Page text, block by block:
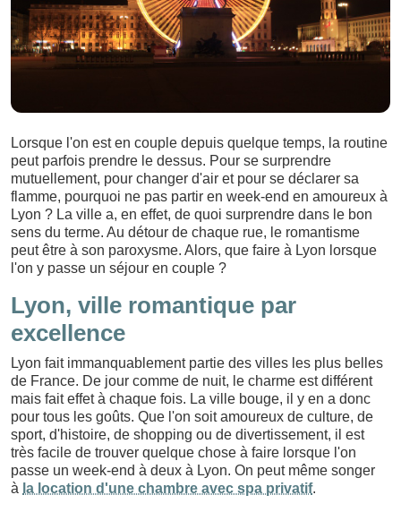
Lorsque l'on est en couple depuis quelque temps, la routine
peut parfois prendre le dessus. Pour se surprendre
mutuellement, pour changer d'air et pour se déclarer sa
flamme, pourquoi ne pas partir en week-end en amoureux à
Lyon ? La ville a, en effet, de quoi surprendre dans le bon
sens du terme. Au détour de chaque rue, le romantisme
peut être à son paroxysme. Alors, que faire à Lyon lorsque
l'on y passe un séjour en couple ?
Lyon, ville romantique par
excellence
Lyon fait immanquablement partie des villes les plus belles
de France. De jour comme de nuit, le charme est différent
mais fait effet à chaque fois. La ville bouge, il y en a donc
pour tous les goûts. Que l'on soit amoureux de culture, de
sport, d'histoire, de shopping ou de divertissement, il est
très facile de trouver quelque chose à faire lorsque l'on
passe un week-end à deux à Lyon. On peut même songer
à la location d'une chambre avec spa privatif.